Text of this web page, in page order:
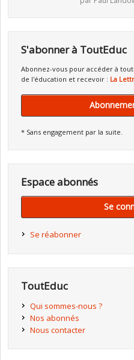
S'abonner à ToutEduc
Abonnez-vous pour accéder à
de l'éducation et recevoir : La
* Sans engagement par la suite.
Espace abonnés
Se
Se réabonner
ToutEduc
Qui sommes-nous ?
Nos abonnés
Nous contacter